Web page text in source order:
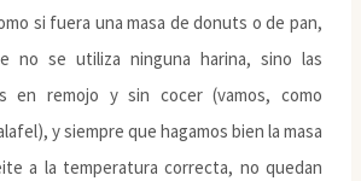
si fuera una masa de donuts o de pan,
no se utiliza ninguna harina, sino las
en remojo y sin cocer (vamos, como
y siempre que hagamos bien la masa
a la temperatura correcta, no quedan